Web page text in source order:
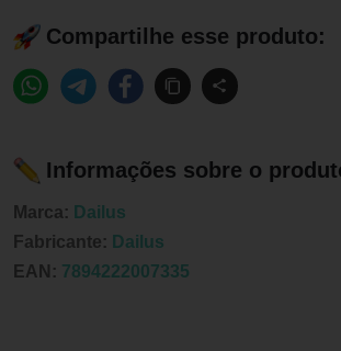
Compartilhe esse produto:
Informações sobre o
Marca: Dailus
Fabricante: Dailus
EAN: 7894222007335